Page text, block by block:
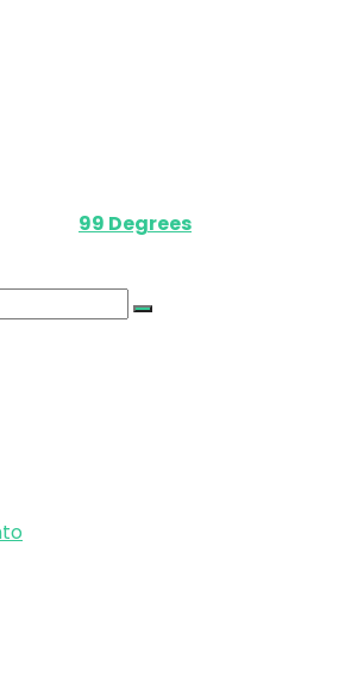
99 Degrees